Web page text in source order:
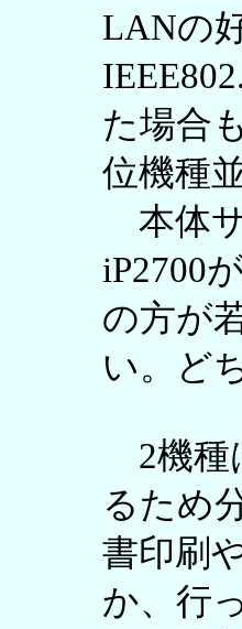
LANの
た場合
位機種
本体サ
iP2700
の方が
い。ど
2機種
るため
書印刷
か、行